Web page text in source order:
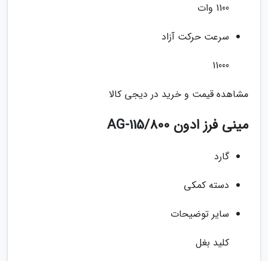
1100 وات
سرعت حرکت آزاد
11000
مشاهده قیمت و خرید در دیجی کالا
مینی فرز ادون AG-115/800
گارد
دسته کمکی
سایر توضیحات
کلید بغل